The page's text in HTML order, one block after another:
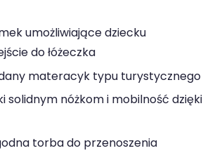
umożliwiające dziecku
do łóżeczka
materacyk typu turystycznego
solidnym nóżkom i mobilność dzięki
torba do przenoszenia